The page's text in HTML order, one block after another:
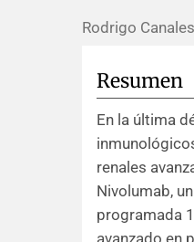
Rodrigo
Resumen
En la última
renales
Nivolumab,
programada